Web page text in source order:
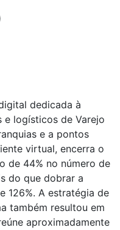
dedicada à
e logísticos de Varejo
e a pontos
virtual, encerra o
de 44% no número de
do que dobrar a
126%. A estratégia de
também resultou em
aproximadamente